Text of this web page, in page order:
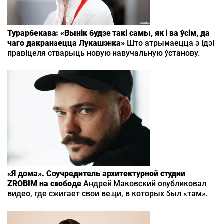
Турарбекава: «Вынік будзе такі самы, як і ва ўсім, да
чаго дакранаецца Лукашэнка» Што атрымаецца з ідэі
правіцеля стварыць новую навучальную ўстанову.
«Я дома». Соучредитель архитектурной студии
ZROBIM на свободе Андрей Маковский опубликовал
видео, где сжигает свои вещи, в которых был «там».